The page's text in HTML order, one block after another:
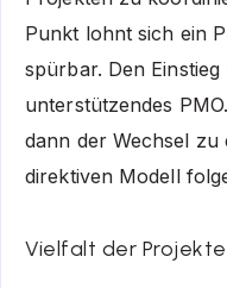
Punkt lohnt sich ein
spürbar. Den
unterstützendes
dann der Wechsel
direktiven Modell
Vielfalt der Projekte